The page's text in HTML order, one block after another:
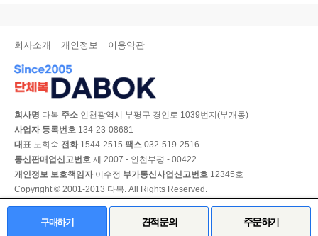
구매하기 견적문의 주문하기
회사소개 개인정보 이용약관
회사명 다복 주소 인천광역시 부평구 경인로 1039번지(부개동)
사업자 등록번호 134-23-08681
대표 노화숙 전화 1544-2515 팩스 032-519-2516
통신판매업신고번호 제 2007 - 인천부평 - 00422
개인정보 보호책임자 이수정 부가통신사업신고번호 12345호
Copyright © 2001-2013 다복. All Rights Reserved.
PC 버전